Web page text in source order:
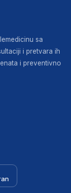
sa
i pretvara ih
i preventivno